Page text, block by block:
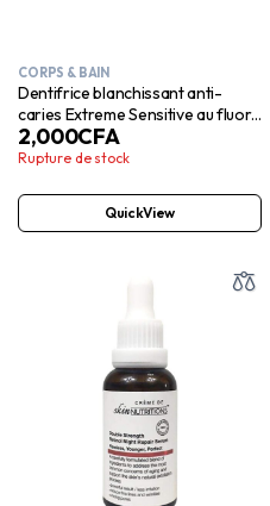
CORPS & BAIN
Dentifrice blanchissant anti-
caries Extreme Sensitive au fluor,
tube de 115 ml
2,000CFA
Rupture de stock
QuickView